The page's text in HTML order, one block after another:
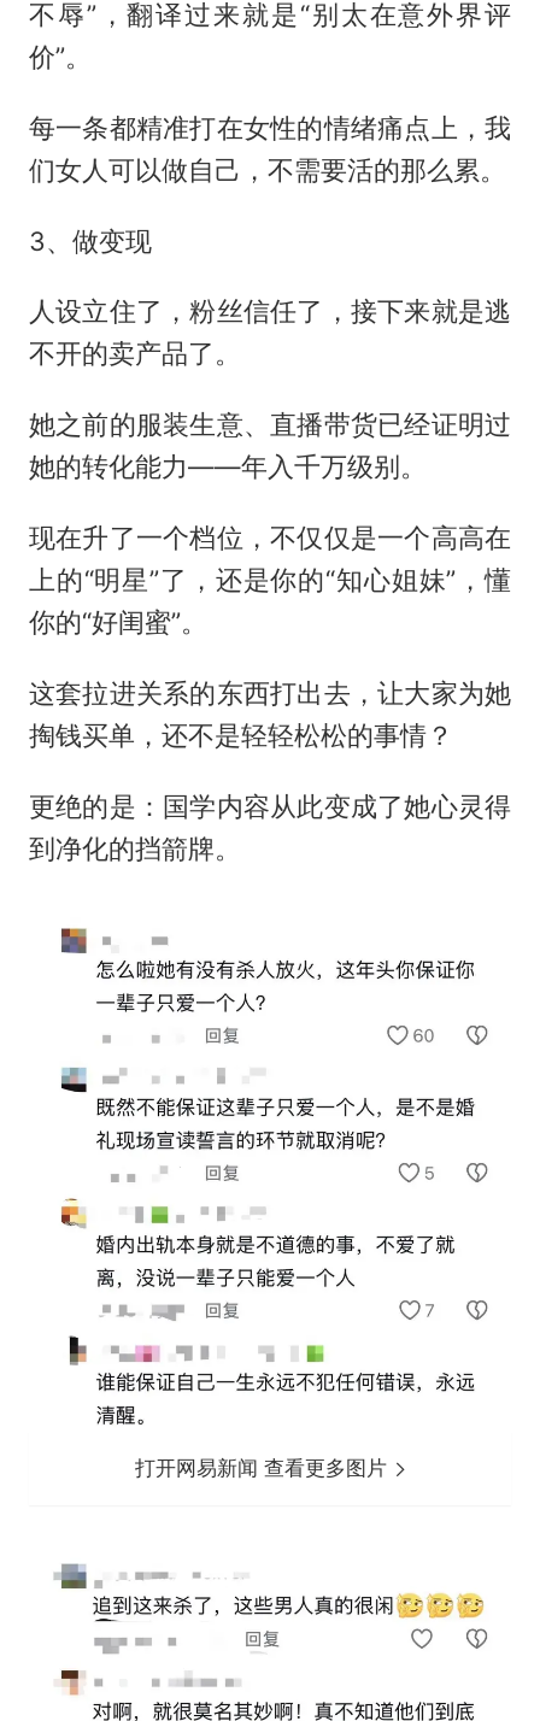
不辱”，翻译过来就是“别太在意外界评
价”。
每一条都精准打在女性的情绪痛点上，我
们女人可以做自己，不需要活的那么累。
3、做变现
人设立住了，粉丝信任了，接下来就是逃
不开的卖产品了。
她之前的服装生意、直播带货已经证明过
她的转化能力——年入千万级别。
现在升了一个档位，不仅仅是一个高高在
上的“明星”了，还是你的“知心姐妹”，懂
你的“好闺蜜”。
这套拉进关系的东西打出去，让大家为她
掏钱买单，还不是轻轻松松的事情？
更绝的是：国学内容从此变成了她心灵得
到净化的挡箭牌。
打开网易新闻 查看更多图片